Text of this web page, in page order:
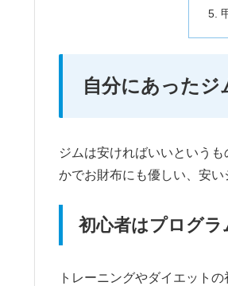
自分にあったジ
ジムは安ければいいという
かでお財布にも優しい、安い
初心者はプログ
トレーニングやダイエット